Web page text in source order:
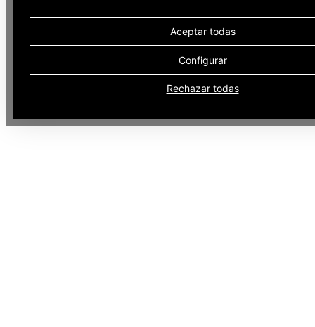
Aceptar todas
Configurar
Rechazar todas